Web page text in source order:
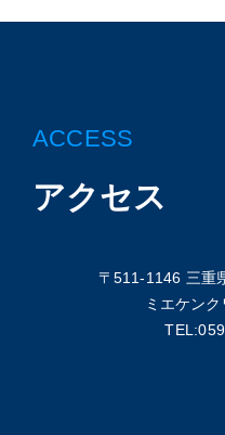
ACCESS
アクセス
〒511-1146 三重
ミエケン